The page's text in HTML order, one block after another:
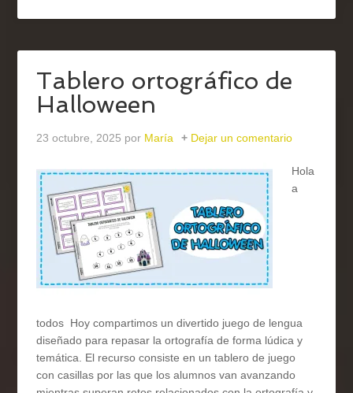
Tablero ortográfico de
Halloween
23 octubre, 2025 por María Dejar un comentario
Hola
a
todos Hoy compartimos un divertido juego de lengua
diseñado para repasar la ortografía de forma lúdica y
temática. El recurso consiste en un tablero de juego
con casillas por las que los alumnos van avanzando